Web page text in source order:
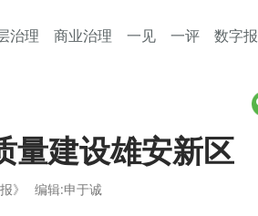
治理 商业治理 一见 一评 数字报
量建设雄安新区
》 编辑:申于诚